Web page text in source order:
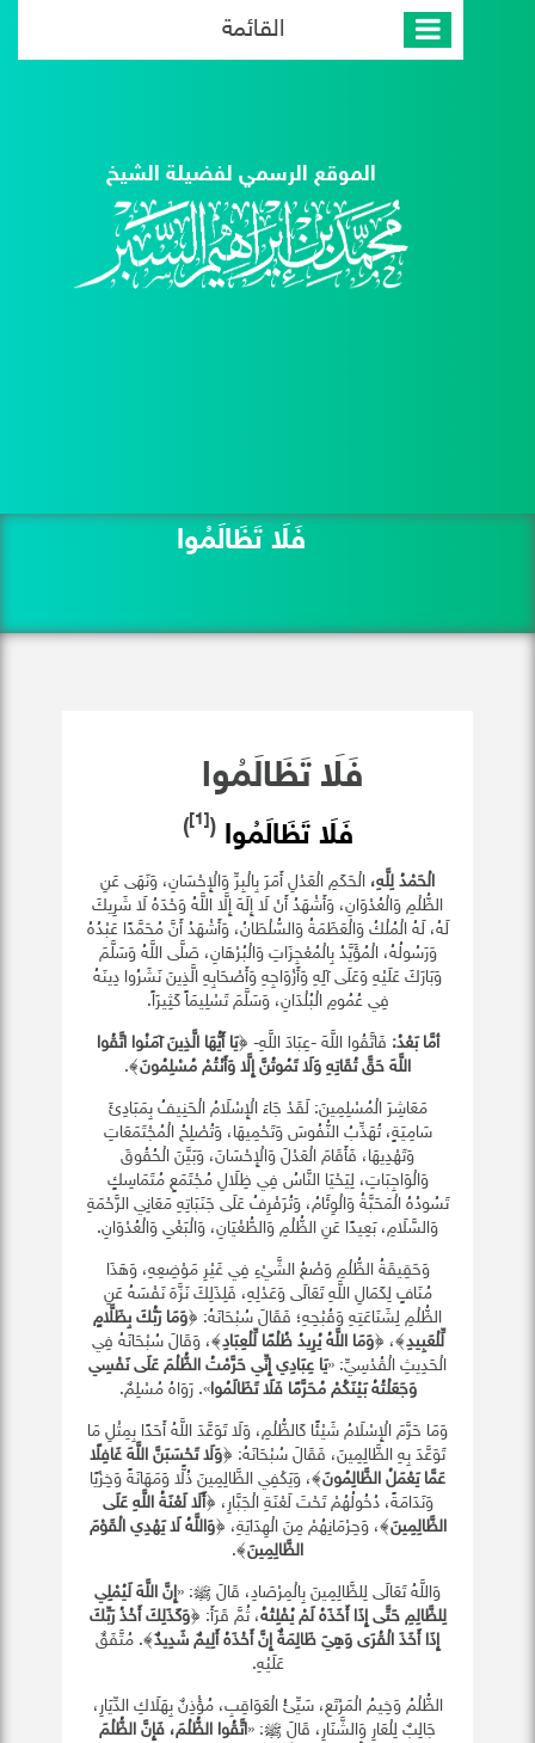
القائمة
الموقع الرسمي لفضيلة الشيخ
فَلَا تَظَالَمُوا
فَلَا تَظَالَمُوا
فَلَا تَظَالَمُوا(
[1]
)
الْحَمْدُ لِلَّهِ، الْحَكَمِ الْعَدْلِ أَمَرَ بِالْبِرِّ وَالْإِحْسَانِ، وَنَهَى عَنِ
الظُّلْمِ وَالْعُدْوَانِ، وَأَشْهَدُ أَنْ لَا إِلَهَ إِلَّا اللَّهُ وَحْدَهُ لَا شَرِيكَ
لَهُ، لَهُ الْمُلْكُ وَالْعَظَمَةُ وَالسُّلْطَانُ، وَأَشْهَدُ أَنَّ مُحَمَّدًا عَبْدُهُ
وَرَسُولُهُ، الْمُؤَيَّدُ بِالْمُعْجِزَاتِ وَالْبُرْهَانِ، صَلَّى اللَّهُ وَسَلَّمَ
وَبَارَكَ عَلَيْهِ وَعَلَى آلِهِ وَأَزْوَاجِهِ وَأَصْحَابِهِ الَّذِينَ نَشَرُوا دِينَهُ
فِي عُمُومِ الْبُلْدَانِ، وَسَلَّمَ تَسْلِيمَاً كَثِيرَاً.
أمَّا بَعْدُ: فَاتَّقُوا اللَّهَ -عِبَادَ اللَّهِ- ﴿يَا أَيُّهَا الَّذِينَ آمَنُوا اتَّقُوا
اللَّهَ ‌حَقَّ ‌تُقَاتِهِ وَلَا تَمُوتُنَّ إِلَّا وَأَنْتُمْ مُسْلِمُونَ﴾.
مَعَاشِرَ الْمُسْلِمِينَ: لَقَدْ جَاءَ الْإِسْلَامُ الْحَنِيفُ بِمَبَادِئَ
سَامِيَةٍ، تُهَذِّبُ النُّفُوسَ وَتَحْمِيهَا، وَتُصْلِحُ الْمُجْتَمَعَاتِ
وَتَهْدِيهَا، فَأَقَامَ الْعَدْلَ وَالْإِحْسَانَ، وَبَيَّنَ الْحُقُوقَ
وَالْوَاجِبَاتِ، لِيَحْيَا النَّاسُ فِي ظِلَالِ مُجْتَمَعٍ مُتَمَاسِكٍ
تَسُودُهُ الْمَحَبَّةُ وَالْوِئَامُ، وَتُرَفْرِفُ عَلَى جَنَبَاتِهِ مَعَانِي الرَّحْمَةِ
وَالسَّلَامِ، بَعِيدًا عَنِ الظُّلْمِ وَالطُّغْيَانِ، وَالْبَغْيِ وَالْعُدْوَانِ.
وَحَقِيقَةُ الظُّلْمِ وَضْعُ الشَّيْءِ فِي غَيْرِ مَوْضِعِهِ، وَهَذَا
مُنَافٍ لِكَمَالِ اللَّهِ تَعَالَى وَعَدْلِهِ، فَلِذَلِكَ نَزَّهَ نَفْسَهُ عَنِ
الظُّلْمِ لِشَنَاعَتِهِ وَقُبْحِهِ؛ فَقَالَ سُبْحَانَهُ: ﴿وَمَا رَبُّكَ بِظَلَّامٍ
لِّلْعَبِيدِ﴾، ﴿وَمَا اللَّهُ يُرِيدُ ظُلْمًا لِّلْعِبَادِ﴾، وَقَالَ سُبْحَانَهُ فِي
الْحَدِيثِ الْقُدْسِيِّ: «يَا عِبَادِي إِنِّي حَرَّمْتُ الظُّلْمَ عَلَى نَفْسِي
وَجَعَلْتُهُ بَيْنَكُمْ مُحَرَّمًا فَلَا تَظَالَمُوا». رَوَاهُ مُسْلِمٌ.
وَمَا حَرَّمَ الْإِسْلَامُ شَيْئًا كَالظُّلْمِ، وَلَا تَوَعَّدَ اللَّهُ أَحَدًا بِمِثْلِ مَا
تَوَعَّدَ بِهِ الظَّالِمِينَ، فَقَالَ سُبْحَانَهُ: ﴿وَلَا تَحْسَبَنَّ اللَّهَ غَافِلًا
عَمَّا يَعْمَلُ الظَّالِمُونَ﴾، وَيَكْفِي الظَّالِمِينَ ذُلًّا وَمَهَانَةً وَخِزْيًا
وَنَدَامَةً، دُخُولُهُمْ تَحْتَ لَعْنَةِ الْجَبَّارِ، ﴿أَلَا لَعْنَةُ اللَّهِ عَلَى
الظَّالِمِينَ﴾، وَحِرْمَانِهُمْ مِنَ الْهِدَايَةِ، ﴿وَاللَّهُ لَا يَهْدِي الْقَوْمَ
الظَّالِمِينَ﴾.
وَاللَّهُ تَعَالَى لِلظَّالِمِينَ بِالْمِرْصَادِ، قَالَ ﷺ: «إِنَّ اللَّهَ لَيُمْلِي
لِلظَّالِمِ حَتَّى إِذَا أَخَذَهُ لَمْ يُفْلِتْهُ، ثُمَّ قَرَأَ: ﴿وَكَذَلِكَ أَخْذُ رَبِّكَ
إِذَا أَخَذَ الْقُرَى وَهِيَ ظَالِمَةٌ إِنَّ أَخْذَهُ أَلِيمٌ شَدِيدٌ﴾. مُتَّفَقٌ
عَلَيْهِ.
الظُّلْمُ وَخِيمُ الْمَرْتَعِ، سَيِّئُ الْعَوَاقِبِ، مُؤْذِنٌ بِهَلَاكِ الدِّيَارِ،
جَالِبٌ لِلْعَارِ وَالشَّنَارِ، قَالَ ﷺ: «اتَّقُوا الظُّلْمَ، فَإِنَّ الظُّلْمَ